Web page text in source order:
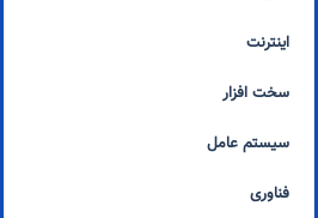
اینترنت
سخت افزار
سیستم عامل
فناوری